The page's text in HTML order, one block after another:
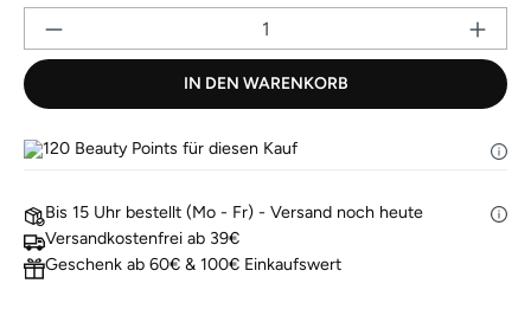
IN DEN WARENKORB
120 Beauty Points für diesen Kauf
Bis 15 Uhr bestellt (Mo - Fr) - Versand noch heute
Versandkostenfrei ab 39€
Geschenk ab 60€ & 100€ Einkaufswert